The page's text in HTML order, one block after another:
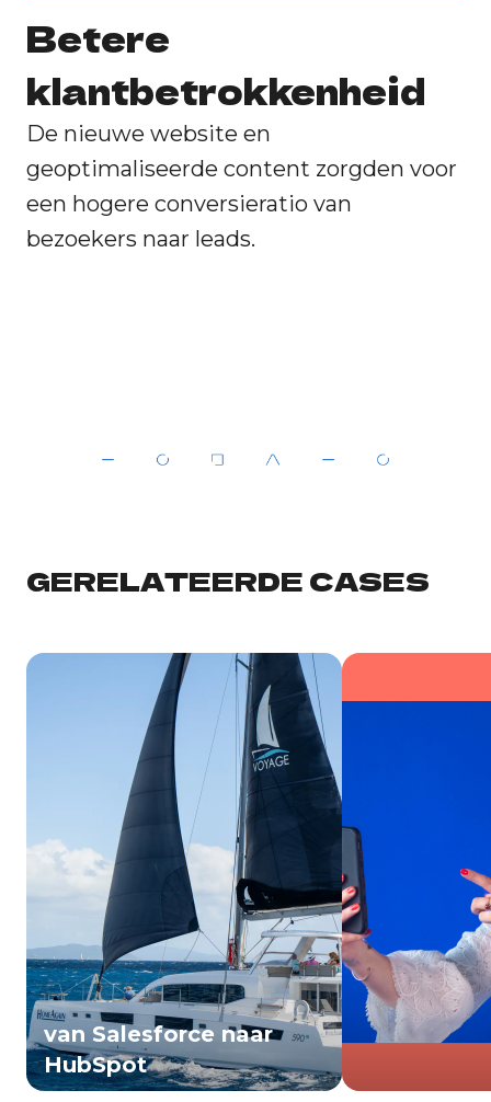
Betere
klantbetrokkenheid
De nieuwe website en
geoptimaliseerde content zorgden voor
een hogere conversieratio van
bezoekers naar leads.
GERELATEERDE CASES
van Salesforce naar
HubSpot